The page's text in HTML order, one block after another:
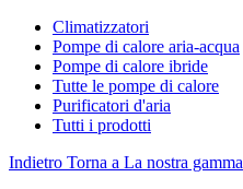
Climatizzatori
Pompe di calore aria-acqua
Pompe di calore ibride
Tutte le pompe di calore
Purificatori d'aria
Tutti i prodotti
Indietro Torna a La nostra gamma